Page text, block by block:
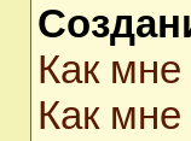
Как
Как мне